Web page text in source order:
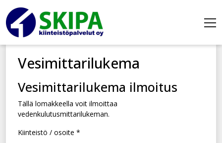
Vesimittarilukema
Vesimittarilukema ilmoitus
Tällä lomakkeella voit ilmoittaa
vedenkulutusmittarilukeman.
Kiinteistö / osoite *